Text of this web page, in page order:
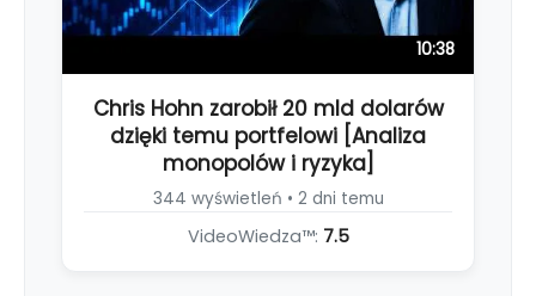
10:38
Chris Hohn zarobił 20 mld dolarów
dzięki temu portfelowi [Analiza
monopolów i ryzyka]
344 wyświetleń • 2 dni temu
VideoWiedza™: 7.5